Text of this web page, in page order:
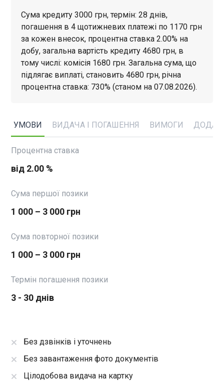
Сума кредиту 3000 грн, термін: 28 днів,
погашення в 4 щотижневих платежі по 1170 грн
за кожен внесок, процентна ставка 2.00% на
добу, загальна вартість кредиту 4680 грн, в
тому числі: комісія 1680 грн. Загальна сума, що
підлягає виплаті, становить 4680 грн, річна
процентна ставка: 730% (станом на 07.08.2026).
УМОВИ ВИДАЧА І ПОГАШЕННЯ ВИМОГИ
Процентна ставка
від 2.00 %
Сума першої позики
1 000 – 3 000 грн
Сума повторної позики
1 000 – 3 000 грн
Термін погашення позики
3 - 30 днів
Без дзвінків і уточнень
Без завантаження фото документів
Цілодобова видача на картку